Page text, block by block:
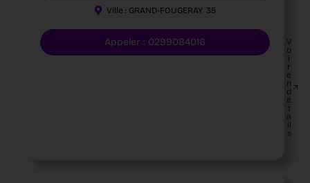
Ville : GRAND-FOUGERAY 35
Appeler : 0299084016
V
o
i
r
e
n
d
é
t
a
il
s